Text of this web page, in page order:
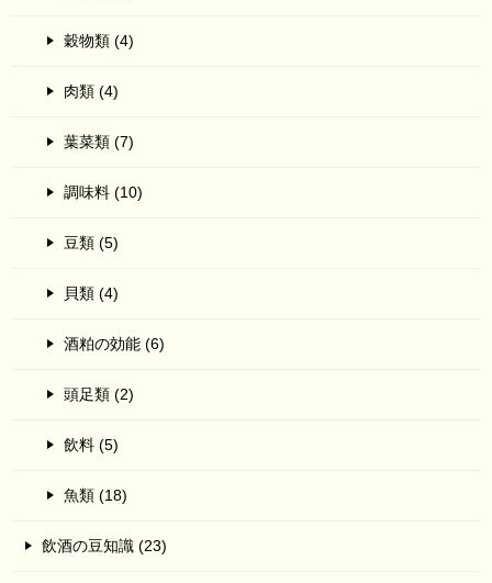
穀物類 (4)
肉類 (4)
葉菜類 (7)
調味料 (10)
豆類 (5)
貝類 (4)
酒粕の効能 (6)
頭足類 (2)
飲料 (5)
魚類 (18)
飲酒の豆知識 (23)